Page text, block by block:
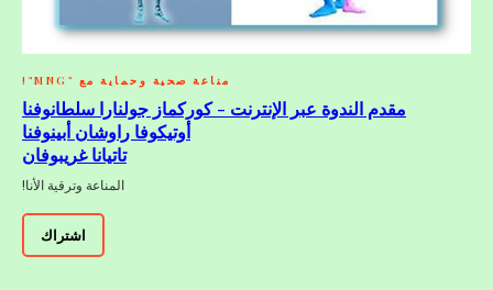
مناعة صحية وحماية مع "MNG"!
مقدم الندوة عبر الإنترنت - كوركماز جولنارا سلطانوفنا
أوتيكوفا راوشان أبينوفنا
تاتيانا غريبوفان
المناعة وترقية الأنا!
اشتراك